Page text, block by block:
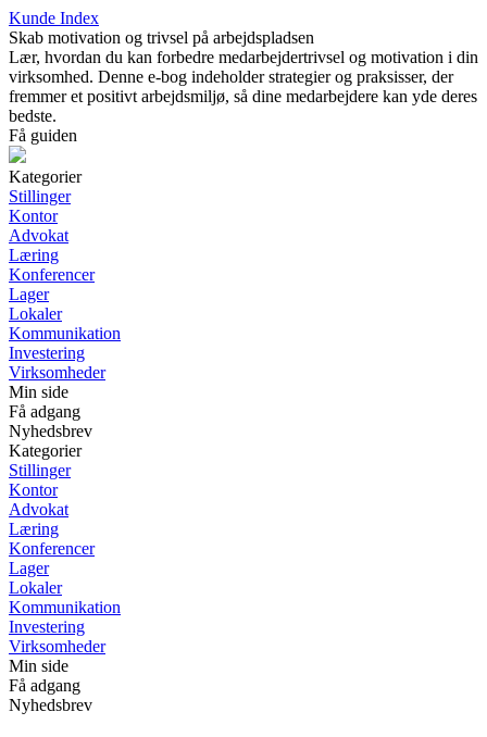
Kunde Index
Skab motivation og trivsel på arbejdspladsen
Lær, hvordan du kan forbedre medarbejdertrivsel og motivation i din
virksomhed. Denne e-bog indeholder strategier og praksisser, der
fremmer et positivt arbejdsmiljø, så dine medarbejdere kan yde deres
bedste.
Få guiden
Kategorier
Stillinger
Kontor
Advokat
Læring
Konferencer
Lager
Lokaler
Kommunikation
Investering
Virksomheder
Min side
Få adgang
Nyhedsbrev
Kategorier
Stillinger
Kontor
Advokat
Læring
Konferencer
Lager
Lokaler
Kommunikation
Investering
Virksomheder
Min side
Få adgang
Nyhedsbrev